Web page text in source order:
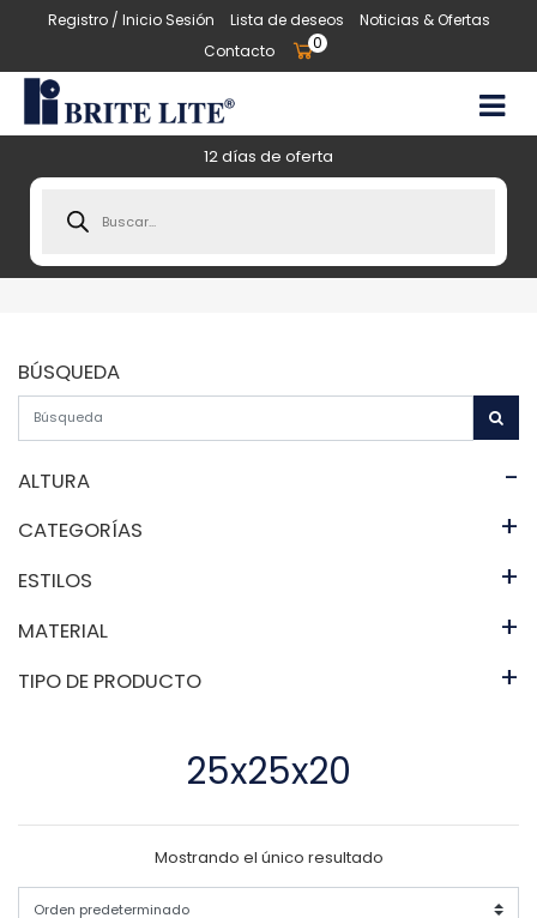
Registro / Inicio Sesión Lista de deseos
Noticias & Ofertas
Contacto
0
12 días de oferta
search
BÚSQUEDA
ALTURA -
CATEGORÍAS +
ESTILOS +
MATERIAL +
TIPO DE PRODUCTO +
25x25x20
Mostrando el único resultado